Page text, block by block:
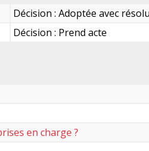
Décision : Adoptée avec
Décision : Prend acte
en charge ?